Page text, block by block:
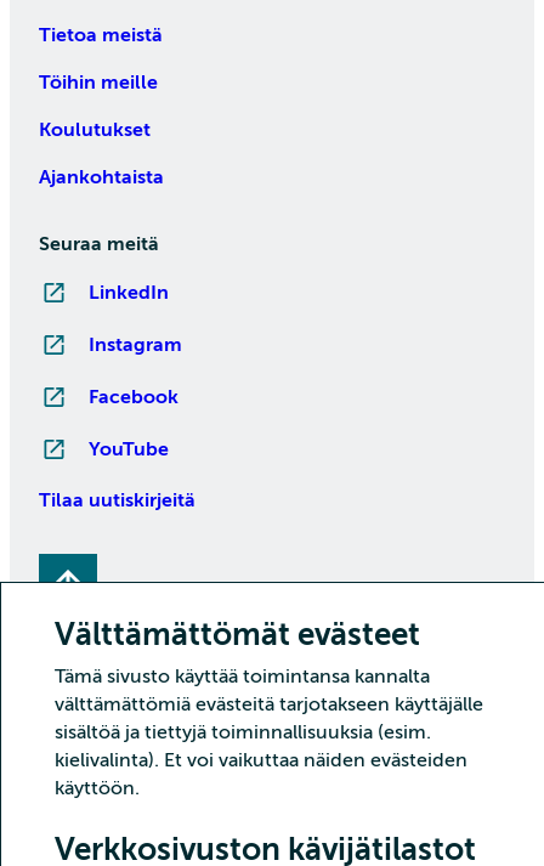
Välttämättömät evästeet
Tämä sivusto käyttää toimintansa kannalta
välttämättömiä evästeitä tarjotakseen käyttäjälle
sisältöä ja tiettyjä toiminnallisuuksia (esim.
kielivalinta). Et voi vaikuttaa näiden evästeiden
käyttöön.
Verkkosivuston kävijätilastot
Tietoa meistä
Töihin meille
Koulutukset
Ajankohtaista
Seuraa meitä
LinkedIn
Instagram
Facebook
YouTube
Tilaa uutiskirjeitä
Copyright CSC – Tieteen tietotekniikan keskus Oy
Tietoturva